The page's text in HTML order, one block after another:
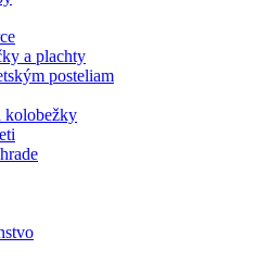
a plachty
posteliam
kolobežky